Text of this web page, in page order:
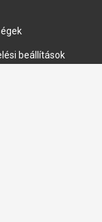
beállítások